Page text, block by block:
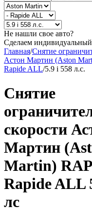
Не нашли свое авто?
Сделаем индивидуальный
Главная/Снятие
Астон Мартин (Aston
Rapide ALL/5.9 i 558 л.с.
Снятие
скорости
Мартин
Martin)
Rapide ALL
лс